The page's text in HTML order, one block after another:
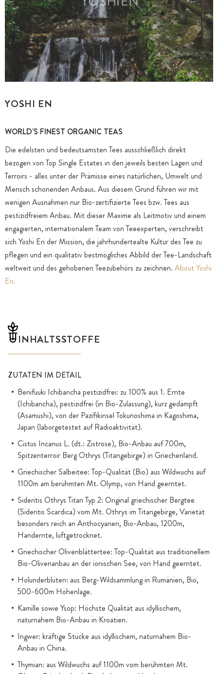
YOSHI EN
WORLD'S FINEST ORGANIC TEAS
Die edelsten und bedeutsamsten Tees ausschließlich direkt
bezogen von Top Single Estates in den jeweils besten Lagen und
Terroirs - alles unter der Prämisse eines natürlichen, Umwelt und
Mensch schonenden Anbaus. Aus diesem Grund führen wir mit
wenigen Ausnahmen nur Bio-zertifizierte Tees bzw. Tees aus
pestizidfreiem Anbau. Mit dieser Maxime als Leitmotiv und einem
engagierten, internationalem Team von Teeexperten, verschreibt
sich Yoshi En der Mission, die jahrhundertealte Kultur des Tee zu
pflegen und ein qualitativ bestmögliches Abbild der Tee-Landschaft
weltweit und des gehobenen Teezubehörs zu zeichnen. About Yoshi
En.
INHALTSSTOFFE
ZUTATEN IM DETAIL
Benifuuki Ichibancha pestizidfrei: zu 100% aus 1. Ernte
(Ichibancha), pestizidfrei (in Bio-Zulassung), kurz gedämpft
(Asamushi), von der Pazifikinsel Tokunoshima in Kagoshima,
Japan (laborgetestet auf Radioaktivität).
Cistus Incanus L. (dt.: Zistrose), Bio-Anbau auf 700m,
Spitzenterroir Berg Othrys (Titangebirge) in Griechenland.
Griechischer Salbeitee: Top-Qualität (Bio) aus Wildwuchs auf
1100m am berühmten Mt. Olymp, von Hand geerntet.
Sideritis Othrys Titan Typ 2: Original griechischer Bergtee
(Sideritis Scardica) vom Mt. Othrys im Titangebirge, Varietät
besonders reich an Anthocyanen, Bio-Anbau, 1200m,
Handernte, luftgetrocknet.
Griechischer Olivenblättertee: Top-Qualität aus traditionellem
Bio-Olivenanbau an der ionischen See, von Hand geerntet.
Holunderblüten: aus Berg-Wildsammlung in Rumänien, Bio,
500-600m Höhenlage.
Kamille sowie Ysop: Höchste Qualität aus idyllischem,
naturnahem Bio-Anbau in Kroatien.
Ingwer: kräftige Stücke aus idyllischem, naturnahem Bio-
Anbau in China.
Thymian: aus Wildwuchs auf 1100m vom berühmten Mt.